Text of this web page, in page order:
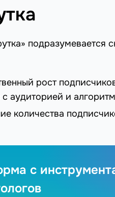
подразумевается
рост
с аудиторией и
количества
с